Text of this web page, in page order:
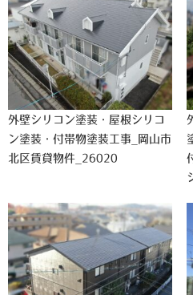
外壁シリコン塗装・屋根シリコ
ン塗装・付帯物塗装工事_岡山市
北区賃貸物件_26020